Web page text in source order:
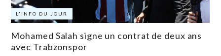
L'INFO DU JOUR
Mohamed Salah signe un contrat de deux ans
avec Trabzonspor